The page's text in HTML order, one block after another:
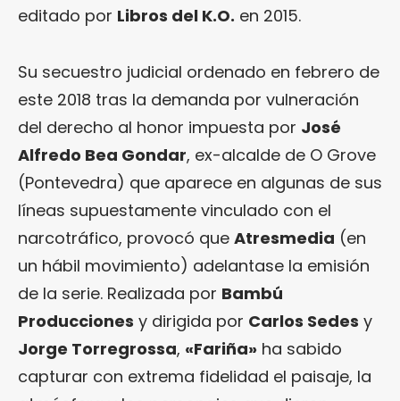
editado por Libros del K.O. en 2015.
Su secuestro judicial ordenado en febrero de
este 2018 tras la demanda por vulneración
del derecho al honor impuesta por José
Alfredo Bea Gondar, ex-alcalde de O Grove
(Pontevedra) que aparece en algunas de sus
líneas supuestamente vinculado con el
narcotráfico, provocó que Atresmedia (en
un hábil movimiento) adelantase la emisión
de la serie. Realizada por Bambú
Producciones y dirigida por Carlos Sedes y
Jorge Torregrossa, «Fariña» ha sabido
capturar con extrema fidelidad el paisaje, la